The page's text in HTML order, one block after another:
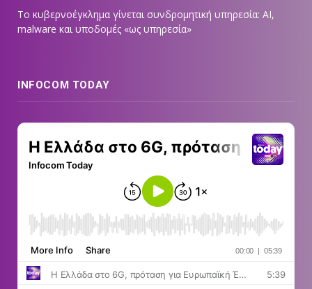
Το κυβερνοέγκλημα γίνεται συνδρομητική υπηρεσία: AI,
malware και υποδομές «ως υπηρεσία»
INFOCOM TODAY